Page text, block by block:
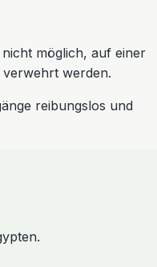
nicht möglich, auf einer
werden.
reibungslos und